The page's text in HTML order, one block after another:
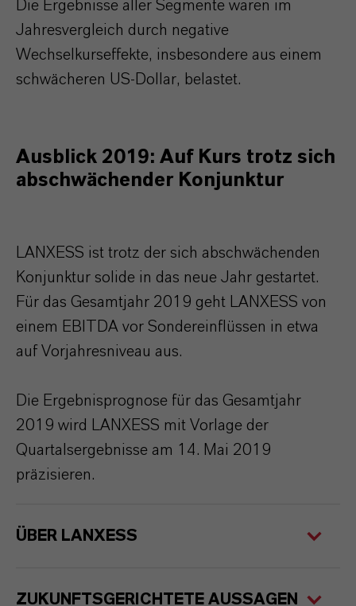
Die Ergebnisse aller Segmente waren im
Jahresvergleich durch negative
Wechselkurseffekte, insbesondere aus einem
schwächeren US-Dollar, belastet.
Ausblick 2019: Auf Kurs trotz sich
abschwächender Konjunktur
LANXESS ist trotz der sich abschwächenden
Konjunktur solide in das neue Jahr gestartet.
Für das Gesamtjahr 2019 geht LANXESS von
einem EBITDA vor Sondereinflüssen in etwa
auf Vorjahresniveau aus.
Die Ergebnisprognose für das Gesamtjahr
2019 wird LANXESS mit Vorlage der
Quartalsergebnisse am 14. Mai 2019
präzisieren.
ÜBER LANXESS
ZUKUNFTSGERICHTETE AUSSAGEN